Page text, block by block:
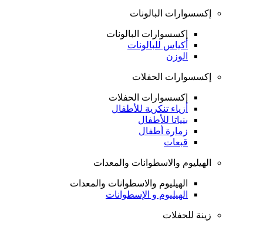
إكسسوارات البالونات
إكسسوارات البالونات
أكياس للبالونات
الوزن
إكسسوارات الحفلات
إكسسوارات الحفلات
أزياء تنكرية للأطفال
بنياتا للأطفال
زمارة أطفال
قبعات
الهيليوم والاسطوانات والمعدات
الهيليوم والاسطوانات والمعدات
الهيليوم و الإسطوانات
زينة للحفلات